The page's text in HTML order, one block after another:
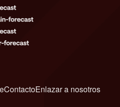
ContactoEnlazar a nosotros